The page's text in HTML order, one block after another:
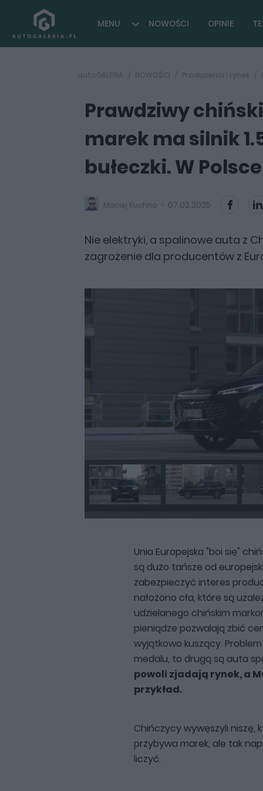
MENU NOWOŚCI OPINIE
autoGALERIA NOWOŚCI Producenci i rynek
Prawdziwy
marek ma silnik
bułeczki. W
Maciej Kuchno 07.02.2025
Nie elektryki, a spalinowe auta z
zagrożenie dla producentów z
Unia Europejska "boi się"
są dużo tańsze od
zabezpieczyć interes
nałożono cła, które są
udzielanego chińskim
pieniądze pozwalają zbić
wyjątkowo kuszący.
medalu, to drugą są auta
powoli zjadają rynek, a
przykład.
Chińczycy wywęszyli niszę,
przybywa marek, ale tak
liczyć.